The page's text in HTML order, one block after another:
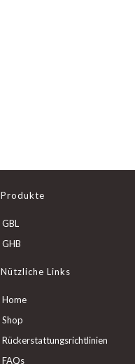
Produkte
GBL
in
neuen
GHB
einer
Nützliche Links
Home
Shop
Rückerstattungsrichtlinien
FAQs